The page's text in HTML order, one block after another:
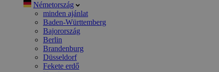
Németország
minden ajánlat
Baden-Württemberg
Bajorország
Berlin
Brandenburg
Düsseldorf
Fekete erdő